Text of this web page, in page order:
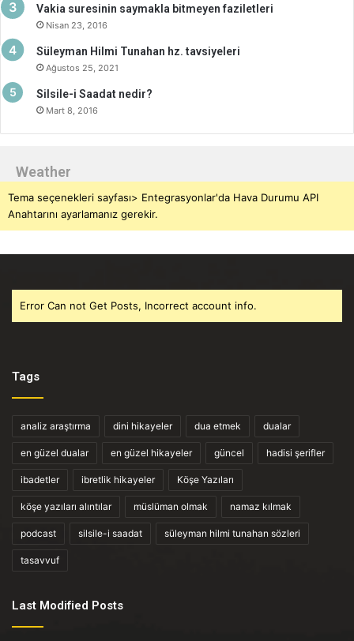
Vakia suresinin saymakla bitmeyen faziletleri
Nisan 23, 2016
Süleyman Hilmi Tunahan hz. tavsiyeleri
Ağustos 25, 2021
Silsile-i Saadat nedir?
Mart 8, 2016
Weather
Tema seçenekleri sayfası> Entegrasyonlar'da Hava Durumu API
Anahtarını ayarlamanız gerekir.
Error Can not Get Posts, Incorrect account info.
Tags
analiz araştırma dini hikayeler dua etmek dualar
en güzel dualar en güzel hikayeler güncel hadisi şerifler
ibadetler ibretlik hikayeler Köşe Yazıları
köşe yazıları alıntılar müslüman olmak namaz kılmak
podcast silsile-i saadat süleyman hilmi tunahan sözleri
tasavvuf
Last Modified Posts